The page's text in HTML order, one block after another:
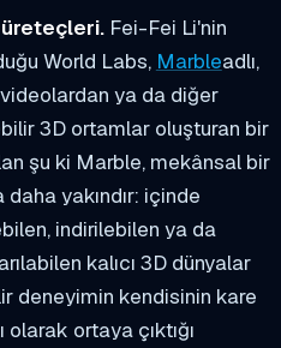
Fei-Fei Li'nin
World Labs, Marbleadlı,
ya da diğer
3D ortamlar oluşturan bir
şu ki Marble, mekânsal bir
yakındır: içinde
indirilebilen ya da
kalıcı 3D dünyalar
deneyimin kendisinin kare
ortaya çıktığı